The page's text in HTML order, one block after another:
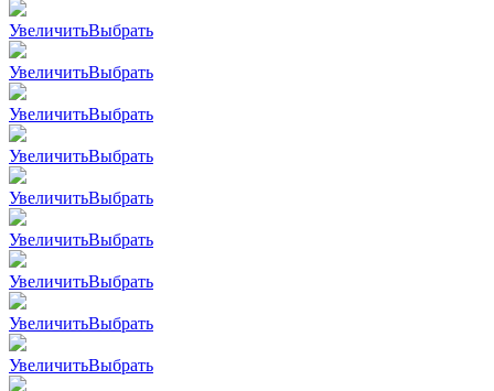
УвеличитьВыбрать
УвеличитьВыбрать
УвеличитьВыбрать
УвеличитьВыбрать
УвеличитьВыбрать
УвеличитьВыбрать
УвеличитьВыбрать
УвеличитьВыбрать
УвеличитьВыбрать